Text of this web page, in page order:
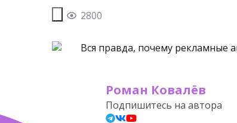
2800
Роман Ковалёв
Подпишитесь на автора